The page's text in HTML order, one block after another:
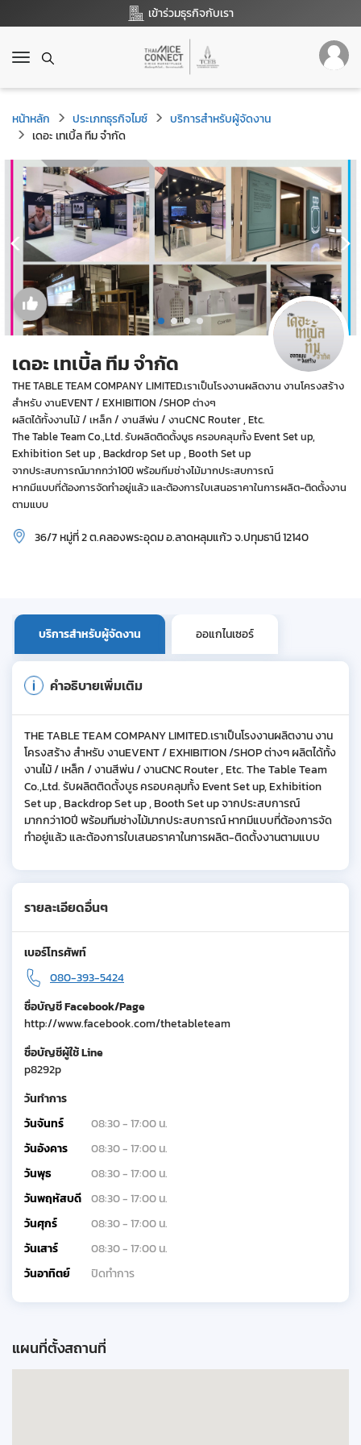
เข้าร่วมธุรกิจกับเรา
T
g
g
l
e
n
a
v
g
a
t
i
n
หน้าหลัก ประเภทธุรกิจไมซ์
บริการสำหรับผู้จัดงาน
เดอะ เทเบิ้ล ทีม จำกัด
เดอะ เทเบิ้ล ทีม จำกัด
THE TABLE TEAM COMPANY LIMITED.เราเป็นโรงงานผลิตงาน งานโครงสร้าง
สำหรับ งานEVENT / EXHIBITION /SHOP ต่างๆ
ผลิตได้ทั้งงานไม้ / เหล็ก / งานสีพ่น / งานCNC Router , Etc.
The Table Team Co.,Ltd. รับผลิตติดตั้งบูธ ครอบคลุมทั้ง Event Set up,
Exhibition Set up , Backdrop Set up , Booth Set up
จากประสบการณ์มากกว่า10ปี พร้อมทีมช่างไม้มากประสบการณ์
หากมีแบบที่ต้องการจัดทำอยู่แล้ว และต้องการใบเสนอราคาในการผลิต-ติดตั้งงาน
ตามแบบ
36/7 หมู่ที่ 2 ต.คลองพระอุดม อ.ลาดหลุมแก้ว จ.ปทุมธานี 12140
บริการสำหรับผู้จัดงาน ออแกไนเซอร์
คำอธิบายเพิ่มเติม
THE TABLE TEAM COMPANY LIMITED.เราเป็นโรงงานผลิตงาน งาน
โครงสร้าง สำหรับ งานEVENT / EXHIBITION /SHOP ต่างๆ ผลิตได้ทั้ง
งานไม้ / เหล็ก / งานสีพ่น / งานCNC Router , Etc. The Table Team
Co.,Ltd. รับผลิตติดตั้งบูธ ครอบคลุมทั้ง Event Set up, Exhibition
Set up , Backdrop Set up , Booth Set up จากประสบการณ์
มากกว่า10ปี พร้อมทีมช่างไม้มากประสบการณ์ หากมีแบบที่ต้องการจัด
ทำอยู่แล้ว และต้องการใบเสนอราคาในการผลิต-ติดตั้งงานตามแบบ
รายละเอียดอื่นๆ
เบอร์โทรศัพท์
080-393-5424
ชื่อบัญชี Facebook/Page
http://www.facebook.com/thetableteam
ชื่อบัญชีผู้ใช้ Line
p8292p
วันทำการ
วันจันทร์
08:30 - 17:00 น.
วันอังคาร
08:30 - 17:00 น.
วันพุธ
08:30 - 17:00 น.
วันพฤหัสบดี 08:30 - 17:00 น.
วันศุกร์
08:30 - 17:00 น.
วันเสาร์
08:30 - 17:00 น.
วันอาทิตย์
ปิดทำการ
แผนที่ตั้งสถานที่